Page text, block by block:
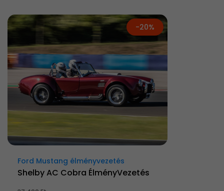
-20%
Ford Mustang élményvezetés
Shelby AC Cobra ÉlményVezetés